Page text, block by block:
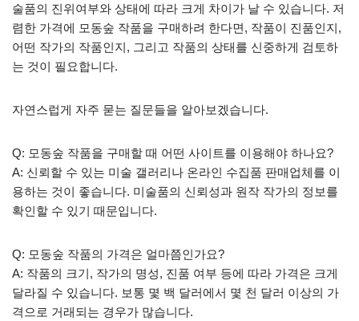
술품의 진위여부와 상태에 따라 크게 차이가 날 수 있습니다. 저
렴한 가격에 모동숲 작품을 구매하려 한다면, 작품이 진품인지,
어떤 작가의 작품인지, 그리고 작품의 상태를 신중하게 검토하
는 것이 필요합니다.
자연스럽게 자주 묻는 질문들을 알아보겠습니다.
Q: 모동숲 작품을 구매할 때 어떤 사이트를 이용해야 하나요?
A: 신뢰할 수 있는 미술 갤러리나 온라인 수집품 판매업체를 이
용하는 것이 좋습니다. 미술품의 신뢰성과 원작 작가의 정보를
확인할 수 있기 때문입니다.
Q: 모동숲 작품의 가격은 얼마쯤인가요?
A: 작품의 크기, 작가의 명성, 진품 여부 등에 따라 가격은 크게
달라질 수 있습니다. 보통 몇 백 달러에서 몇 천 달러 이상의 가
격으로 거래되는 경우가 많습니다.